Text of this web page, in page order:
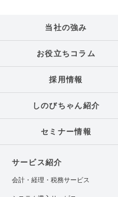
当社の強み
お役立ちコラム
採用情報
しのびちゃん紹介
セミナー情報
サービス紹介
会計・経理・税務サービス